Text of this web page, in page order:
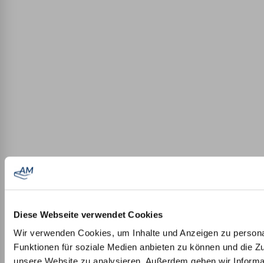
Diese Webseite verwendet Cookies
Wir verwenden Cookies, um Inhalte und Anzeigen zu
Funktionen für soziale Medien anbieten zu können und die